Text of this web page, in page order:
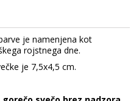
je namenjena kot
rojstnega dne.
je 7,5x4,5 cm.